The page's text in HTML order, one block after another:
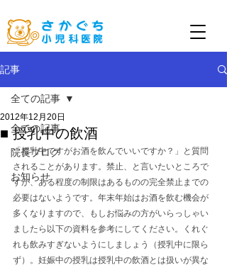
記事
全ての記事
院長ブログ
お知らせ
全ての記事
■ 授乳中の飲酒
2012年12月20日
「授乳中ですがお酒を飲んでいいですか？」と質問
されることがあります。禁止、と言いたいところで
すが、ある程度の制限はあるものの完全禁止までの
必要はないようです。年末年始はお酒を飲む機会が
多くなりますので、もしお悩みの方がいらっしゃい
ましたら以下の資料を参考にしてください。くれぐ
れも飲みすぎないようにしましょう（授乳中に限ら
ず）。妊娠中の授乳は授乳中の飲酒とは扱いが異な